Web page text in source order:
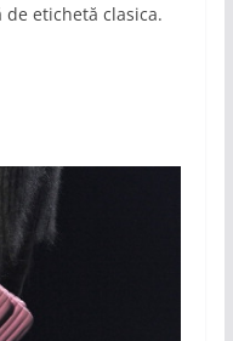
etichetă clasica.